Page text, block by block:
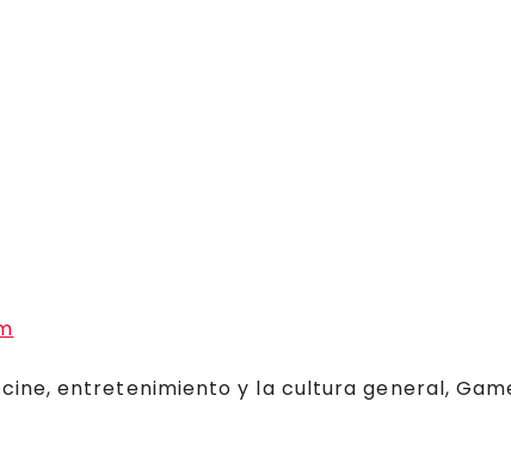
entretenimiento y la cultura general,